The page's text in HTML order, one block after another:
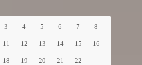
3 4 5 6 7 8
11 12 13 14 15 16
18 19 20 21 22